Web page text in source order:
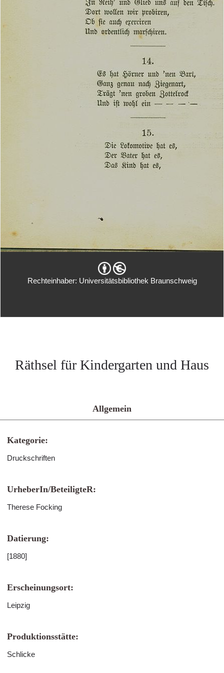
Rechteinhaber: Universitätsbibliothek Braunschweig
Räthsel für Kindergarten und Haus
Allgemein
Kategorie:
Druckschriften
UrheberIn/BeteiligteR:
Therese Focking
Datierung:
[1880]
Erscheinungsort:
Leipzig
Produktionsstätte:
Schlicke